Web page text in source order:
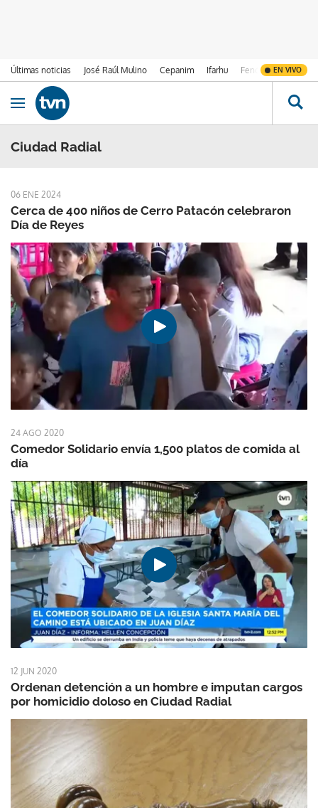
Últimas noticias José Raúl Mulino Cepanim Ifarhu Fenómeno de El
EN VIVO
Ir al contenido
Obrir navegació
Ciudad Radial
06 ENE 2024
Cerca de 400 niños de Cerro Patacón celebraron
Día de Reyes
24 AGO 2020
Comedor Solidario envía 1,500 platos de comida al
día
12 JUN 2020
Ordenan detención a un hombre e imputan cargos
por homicidio doloso en Ciudad Radial